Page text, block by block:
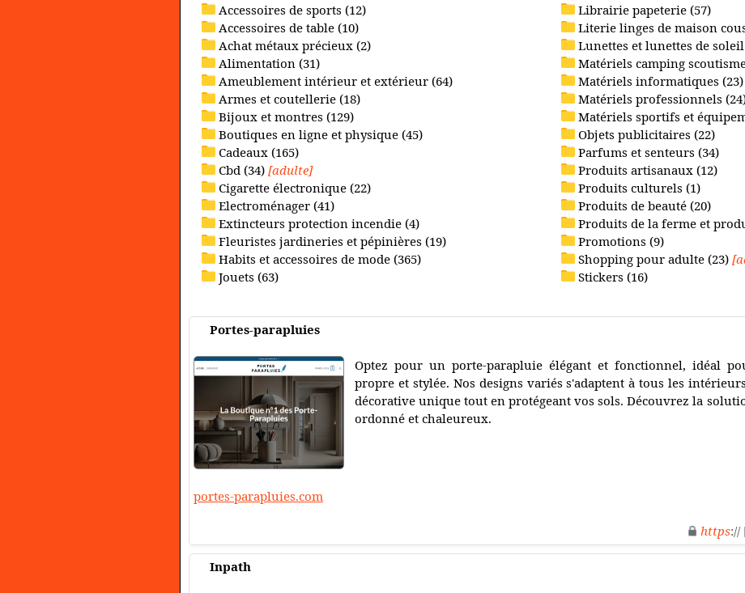
Accessoires de sports (12)
Accessoires de table (10)
Achat métaux précieux (2)
Alimentation (31)
Ameublement intérieur et extérieur (64)
Armes et coutellerie (18)
Bijoux et montres (129)
Boutiques en ligne et physique (45)
Cadeaux (165)
Cbd (34) [adulte]
Cigarette électronique (22)
Electroménager (41)
Extincteurs protection incendie (4)
Fleuristes jardineries et pépinières (19)
Habits et accessoires de mode (365)
Jouets (63)
Librairie papeterie (57)
Literie linges de maison
Lunettes et lunettes de
Matériels camping
Matériels informatiques (23)
Matériels professionnels
Matériels sportifs et
Objets publicitaires (22)
Parfums et senteurs (34)
Produits artisanaux (12)
Produits culturels (1)
Produits de beauté (20)
Produits de la ferme et
Promotions (9)
Shopping pour adulte (23)
Stickers (16)
Portes-parapluies
Optez pour un porte-parapluie élégant et fonctionnel, idéal
propre et stylée. Nos designs variés s'adaptent à tous les
décorative unique tout en protégeant vos sols. Découvrez la
ordonné et chaleureux.
portes-parapluies.com
https://
Inpath